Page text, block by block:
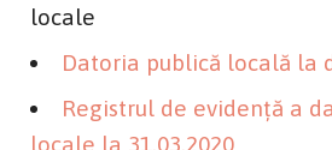
locale
Datoria publică locală la
Registrul de evidență a
locale la 31.03.2020